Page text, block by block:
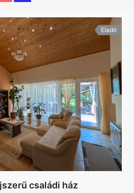
Eladó
családi ház